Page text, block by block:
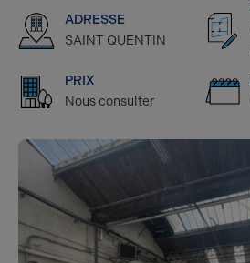
ADRESSE
SAINT QUENTIN
PRIX
Nous consulter